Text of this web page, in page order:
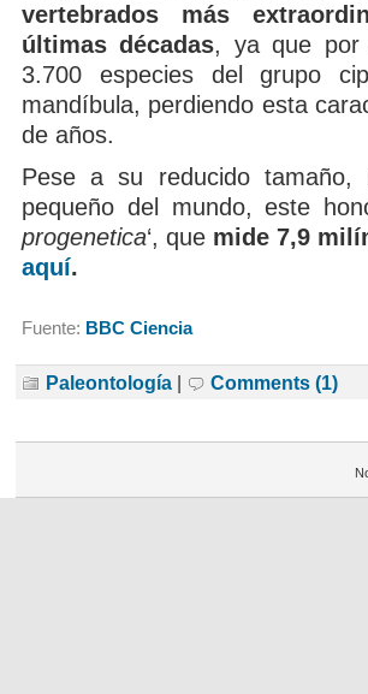
vertebrados más
últimas décadas, ya que por
3.700 especies del grupo
mandíbula, perdiendo esta
de años.
Pese a su reducido
pequeño del mundo, este
progenetica‘, que mide 7,9
aquí.
Fuente: BBC Ciencia
Paleontología | Comments (1)